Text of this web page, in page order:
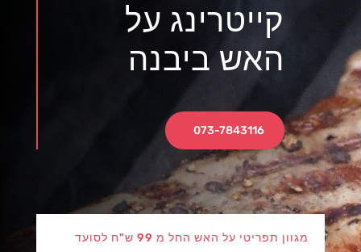
קייטרינג על
האש ביבנה
073-7843116
מגוון תפריטי על האש החל מ 99 ש"ח לסועד